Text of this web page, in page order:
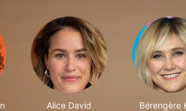
Alice David Bérengère